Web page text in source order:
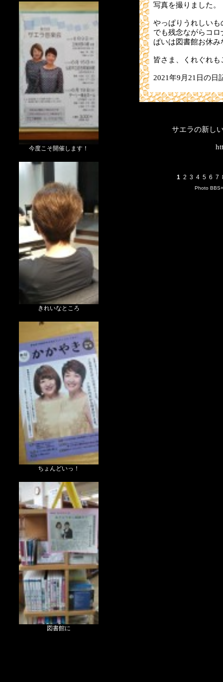
今度こそ開催します！
きれいなところ
ちょんどいっ！
図書館に
写真を撮りました。
やっぱりうれしいも
でも残念ながらコ
ぱいは図書館お休
皆さま、くれぐれ
2021年9月21日の日
サエラの新し
1 2 3 4 5 6 7
Photo BBS+